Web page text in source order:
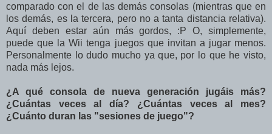
comparado con el de las demás consolas (mientras que en
los demás, es la tercera, pero no a tanta distancia relativa).
Aquí deben estar aún más gordos, :P O, simplemente,
puede que la Wii tenga juegos que invitan a jugar menos.
Personalmente lo dudo mucho ya que, por lo que he visto,
nada más lejos.
¿A qué consola de nueva generación jugáis más?
¿Cuántas veces al día? ¿Cuántas veces al mes?
¿Cuánto duran las "sesiones de juego"?